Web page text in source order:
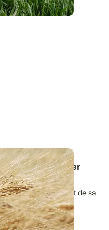
: comment assurer
élevés ?
dépend étroitement de sa